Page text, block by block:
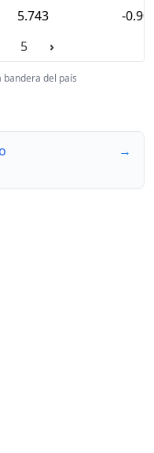
5.743
-
5 ›
bandera del país
→